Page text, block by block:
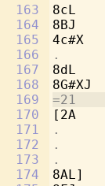
163
164
165
166
167
168
169
170
171
172
173
174
=21
[2A
.
.